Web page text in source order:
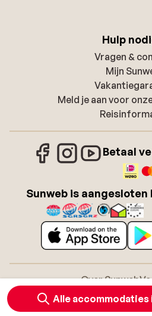
Alle accommodaties
Hulp
Vragen &
Mijn
Meld je aan voor
Betaal
Sunweb is aangesloten
Over Sunweb
Algemene voorwaarden